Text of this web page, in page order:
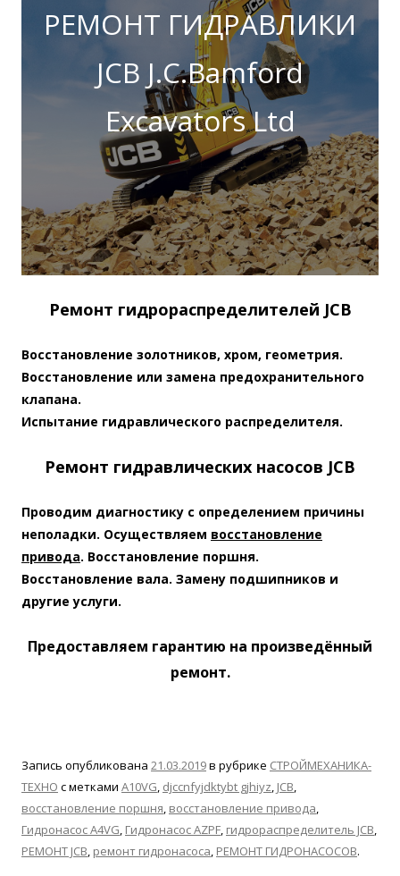
РЕМОНТ ГИДРАВЛИКИ
JCB J.C.Bamford
Excavators Ltd
Ремонт гидрораспределителей JCB
Восстановление золотников, хром, геометрия.
Восстановление или замена предохранительного
клапана.
Испытание гидравлического распределителя.
Ремонт гидравлических насосов JCB
Проводим диагностику с определением причины
неполадки. Осуществляем восстановление
привода. Восстановление поршня.
Восстановление вала. Замену подшипников и
другие услуги.
Предоставляем гарантию на произведённый
ремонт.
Запись опубликована 21.03.2019в рубрике СТРОЙМЕХАНИКА-
ТЕХНО с метками A10VG, djccnfyjdktybt gjhiyz, JCB,
восстановление поршня, восстановление привода,
Гидронасос A4VG, Гидронасос AZPF, гидрораспределитель JCB,
РЕМОНТ JCB, ремонт гидронасоса, РЕМОНТ ГИДРОНАСОСОВ.